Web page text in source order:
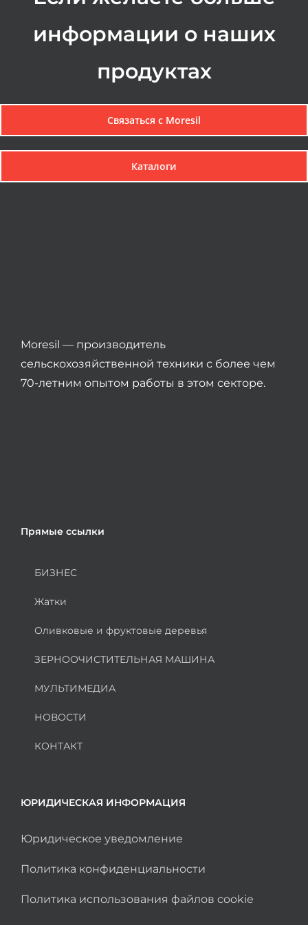
информации о наших
продуктах
Связаться с Мoresil
Каталоги
Moresil — производитель
сельскохозяйственной техники с более чем
70-летним опытом работы в этом секторе.
Прямые ссылки
БИЗНЕС
Жатки
Оливковые и фруктовые деревья
ЗЕРНООЧИСТИТЕЛЬНАЯ МАШИНА
МУЛЬТИМЕДИА
НОВОСТИ
КОНТАКТ
ЮРИДИЧЕСКАЯ ИНФОРМАЦИЯ
Юридическое уведомление
Политика конфиденциальности
Политика использования файлов cookie